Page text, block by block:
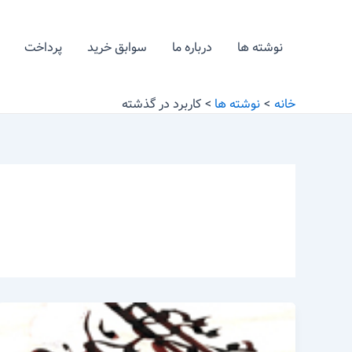
نوشته ها درباره ما سوابق خرید پرداخت
خانه نوشته ها کاربرد در گذشته